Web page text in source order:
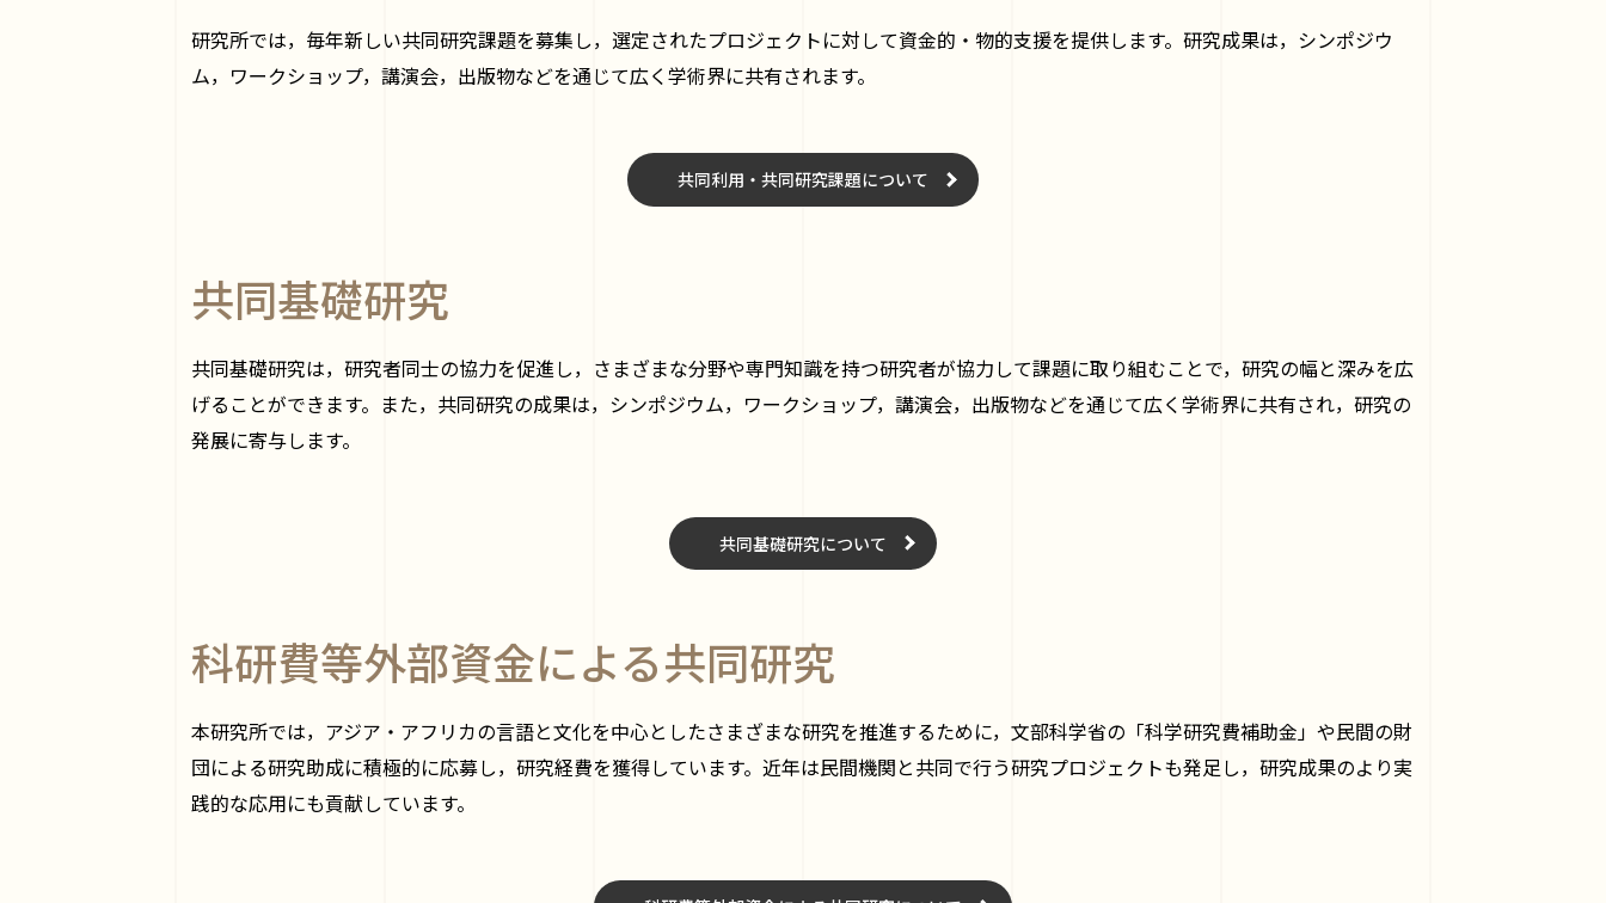
研究所では，毎年新しい共同研究課題を募集し，選定されたプロジェクトに対して資金的・物的支援を提供します。研究成果は，シンポジウ
ム，ワークショップ，講演会，出版物などを通じて広く学術界に共有されます。
共同利用・共同研究課題について
共同基礎研究
共同基礎研究は，研究者同士の協力を促進し，さまざまな分野や専門知識を持つ研究者が協力して課題に取り組むことで，研究の幅と深みを広
げることができます。また，共同研究の成果は，シンポジウム，ワークショップ，講演会，出版物などを通じて広く学術界に共有され，研究の
発展に寄与します。
共同基礎研究について
科研費等外部資金による共同研究
本研究所では，アジア・アフリカの言語と文化を中心としたさまざまな研究を推進するために，文部科学省の「科学研究費補助金」や民間の財
団による研究助成に積極的に応募し，研究経費を獲得しています。近年は民間機関と共同で行う研究プロジェクトも発足し，研究成果のより実
践的な応用にも貢献しています。